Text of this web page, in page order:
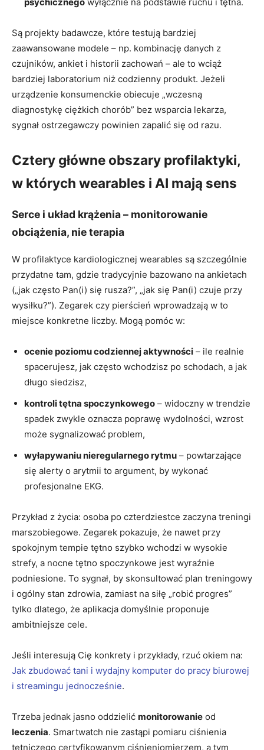
psychicznego wyłącznie na podstawie ruchu i tętna.
Są projekty badawcze, które testują bardziej
zaawansowane modele – np. kombinację danych z
czujników, ankiet i historii zachowań – ale to wciąż
bardziej laboratorium niż codzienny produkt. Jeżeli
urządzenie konsumenckie obiecuje „wczesną
diagnostykę ciężkich chorób” bez wsparcia lekarza,
sygnał ostrzegawczy powinien zapalić się od razu.
Cztery główne obszary profilaktyki,
w których wearables i AI mają sens
Serce i układ krążenia – monitorowanie
obciążenia, nie terapia
W profilaktyce kardiologicznej wearables są szczególnie
przydatne tam, gdzie tradycyjnie bazowano na ankietach
(„jak często Pan(i) się rusza?”, „jak się Pan(i) czuje przy
wysiłku?”). Zegarek czy pierścień wprowadzają w to
miejsce konkretne liczby. Mogą pomóc w:
ocenie poziomu codziennej aktywności – ile realnie
spacerujesz, jak często wchodzisz po schodach, a jak
długo siedzisz,
kontroli tętna spoczynkowego – widoczny w trendzie
spadek zwykle oznacza poprawę wydolności, wzrost
może sygnalizować problem,
wyłapywaniu nieregularnego rytmu – powtarzające
się alerty o arytmii to argument, by wykonać
profesjonalne EKG.
Przykład z życia: osoba po czterdziestce zaczyna treningi
marszobiegowe. Zegarek pokazuje, że nawet przy
spokojnym tempie tętno szybko wchodzi w wysokie
strefy, a nocne tętno spoczynkowe jest wyraźnie
podniesione. To sygnał, by skonsultować plan treningowy
i ogólny stan zdrowia, zamiast na siłę „robić progres”
tylko dlatego, że aplikacja domyślnie proponuje
ambitniejsze cele.
Jeśli interesują Cię konkrety i przykłady, rzuć okiem na:
Jak zbudować tani i wydajny komputer do pracy biurowej
i streamingu jednocześnie.
Trzeba jednak jasno oddzielić monitorowanie od
leczenia. Smartwatch nie zastąpi pomiaru ciśnienia
tętniczego certyfikowanym ciśnieniomierzem, a tym